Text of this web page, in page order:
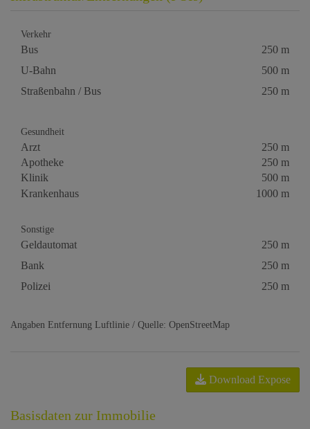
Verkehr
Bus
250 m
U-Bahn
500 m
Straßenbahn / Bus
250 m
Gesundheit
Arzt
250 m
Apotheke
250 m
Klinik
500 m
Krankenhaus
1000 m
Sonstige
Geldautomat
250 m
Bank
250 m
Polizei
250 m
Angaben Entfernung Luftlinie / Quelle: OpenStreetMap
Download Expose
Basisdaten zur Immobilie